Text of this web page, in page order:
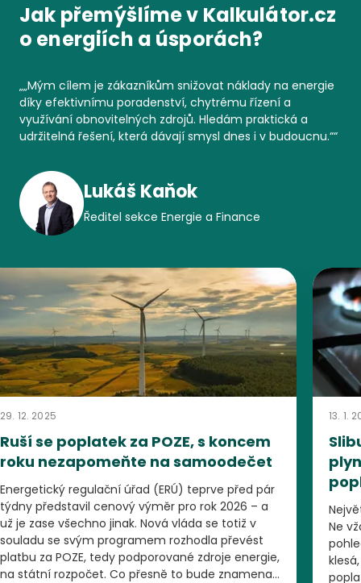
Jak přemýšlíme v Kalkulátor.cz
o energiích a úsporách?
„„Mým cílem je zákazníkům snižovat náklady na energie
díky efektivnímu poradenství, chytrému řízení a
využívání obnovitelných zdrojů. Hledám praktická a
udržitelná řešení, která dávají smysl dnes i v budoucnu.““
Lukáš Kaňok
Ředitel sekce Energie a Finance
29. 12. 2025
Ruší se poplatek za POZE, s koncem
roku nezapomeňte na samoodečet
Energetický regulační úřad (ERÚ) teprve před pár
týdny představil cenový výměr pro rok 2026 – a
už je zase všechno jinak. Nová vláda se totiž v
souladu se svým programem rozhodla převést
platbu za POZE, tedy podporované zdroje energie,
na státní rozpočet. Co přesně to bude znamenat,
13. 1.
Ne